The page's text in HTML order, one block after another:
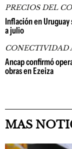
PRECIOS DEL
Inflación en
a julio
CONECTIVIDAD
Ancap confirmó
obras en Ezeiza
MAS